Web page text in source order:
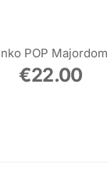
POP
€22.00